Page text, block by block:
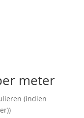
meter
(indien